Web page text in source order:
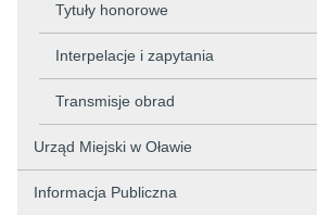
Tytuły honorowe
Interpelacje i zapytania
Transmisje obrad
Urząd Miejski w Oławie
Informacja Publiczna